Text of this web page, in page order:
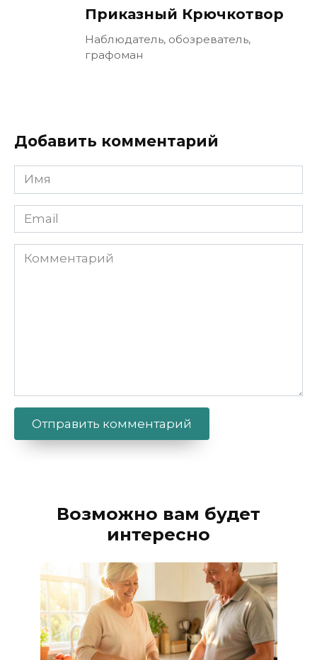
Приказный Крючкотвор
Наблюдатель, обозреватель,
графоман
Добавить комментарий
Имя
Email
Комментарий
Возможно вам будет
интересно